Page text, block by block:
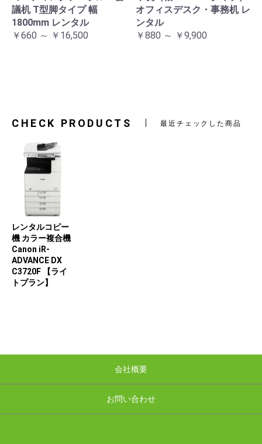
議机 T型脚タイプ 幅
1800mm レンタル
￥660 ～ ￥16,500
オフィスデスク・事務机 レ
ンタル
￥880 ～ ￥9,900
CHECK PRODUCTS 最近チェックした商品
レンタルコピー
機 カラー複合機
Canon iR-
ADVANCE DX
C3720F 【ライ
トプラン】
会社概要
お問い合わせ